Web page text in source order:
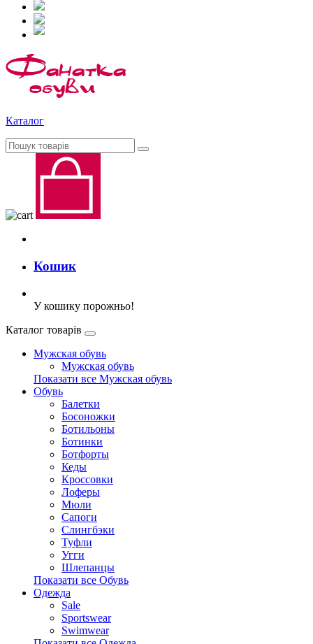
Каталог
Кошик
У кошику порожньо!
Каталог товарів
Мужская обувь
Мужская обувь
Показати все Мужская обувь
Обувь
Балетки
Босоножки
Ботильоны
Ботинки
Ботфорты
Кеды
Кроссовки
Лоферы
Мюли
Сапоги
Слингбэки
Туфли
Угги
Шлепанцы
Показати все Обувь
Одежда
Sale
Sportswear
Swimwear